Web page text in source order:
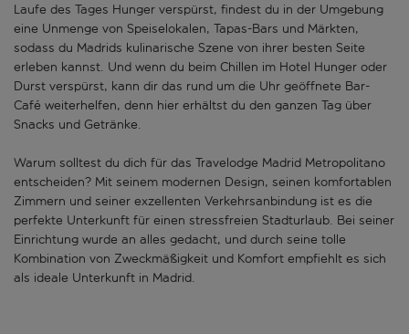
Laufe des Tages Hunger verspürst, findest du in der Umgebung
eine Unmenge von Speiselokalen, Tapas-Bars und Märkten,
sodass du Madrids kulinarische Szene von ihrer besten Seite
erleben kannst. Und wenn du beim Chillen im Hotel Hunger oder
Durst verspürst, kann dir das rund um die Uhr geöffnete Bar-
Café weiterhelfen, denn hier erhältst du den ganzen Tag über
Snacks und Getränke.
Warum solltest du dich für das Travelodge Madrid Metropolitano
entscheiden? Mit seinem modernen Design, seinen komfortablen
Zimmern und seiner exzellenten Verkehrsanbindung ist es die
perfekte Unterkunft für einen stressfreien Stadturlaub. Bei seiner
Einrichtung wurde an alles gedacht, und durch seine tolle
Kombination von Zweckmäßigkeit und Komfort empfiehlt es sich
als ideale Unterkunft in Madrid.